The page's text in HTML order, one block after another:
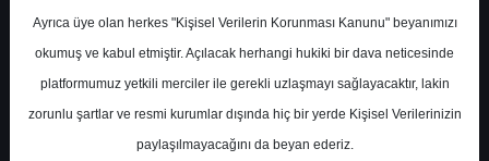
0 0
Ayrıca üye olan herkes "Kişisel Verilerin Korunması Kanunu" beyanımızı
okumuş ve kabul etmiştir. Açılacak herhangi hukiki bir dava neticesinde
platformumuz yetkili merciler ile gerekli uzlaşmayı sağlayacaktır, lakin
zorunlu şartlar ve resmi kurumlar dışında hiç bir yerde Kişisel Verilerinizin
paylaşılmayacağını da beyan ederiz.